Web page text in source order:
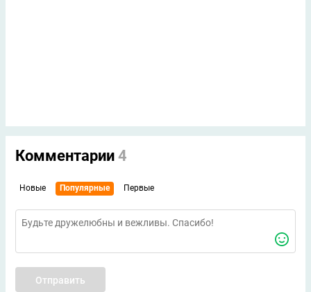
Комментарии 4
Новые Популярные Первые
Отправить